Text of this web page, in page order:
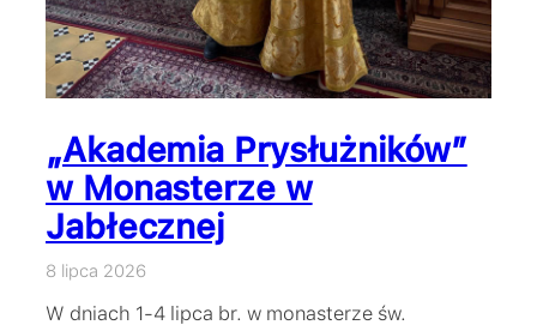
„Akademia Prysłużników”
w Monasterze w
Jabłecznej
8 lipca 2026
W dniach 1-4 lipca br. w monasterze św.